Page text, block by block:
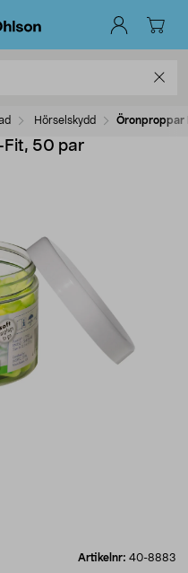
Hörselskydd Öronproppar
Fit, 50 par
Artikelnr: 40-8883